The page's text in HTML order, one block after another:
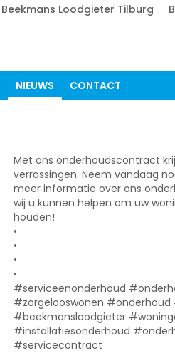
Beekmans Loodgieter Tilburg
NIEUWS CONTACT
Met ons onderhoudscontract
verrassingen. Neem vandaag
meer informatie over ons
wij u kunnen helpen om uw
houden!
•
•
•
•
#serviceenonderhoud
#zorgelooswonen
#beekmansloodgieter
#installatiesonderhoud
#servicecontract